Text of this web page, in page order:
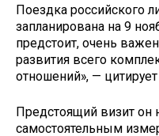
Поездка российского
запланирована на 9
предстоит, очень
развития всего
отношений», —
Предстоящий визит он
самостоятельным